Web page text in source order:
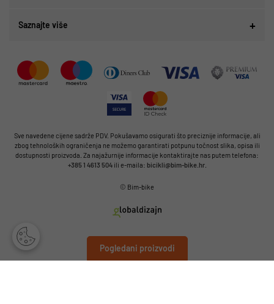
Pogledani proizvodi
Saznajte više
Sve navedene cijene sadrže PDV. Pokušavamo osigurati što preciznije informacije, ali
zbog tehnoloških ograničenja ne možemo garantirati potpunu točnost slika, opisa ili
dostupnosti proizvoda. Za najažurnije informacije kontaktirajte nas putem telefona:
+385 1 4613 504ili e-maila: bicikli@bim-bike.hr.
© Bim-bike